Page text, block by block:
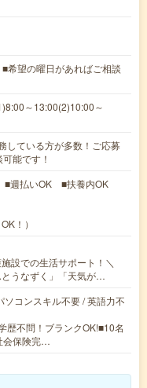
希望の曜日があればご相談
～13:00(2)10:00～
している方が多数！ご応募
能です！
■週払いOK ■扶養内OK
！）
設での生活サポート！＼
とうなずく」「天気が…
ソコンスキル不要 / 英語力不
歴不問！ブランクOK!■10名
会保険完…